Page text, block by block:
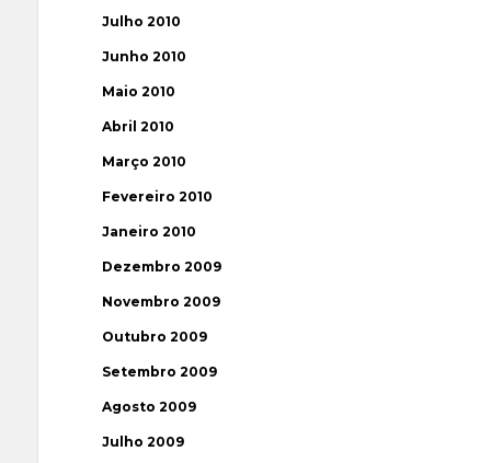
Julho 2010
Junho 2010
Maio 2010
Abril 2010
Março 2010
Fevereiro 2010
Janeiro 2010
Dezembro 2009
Novembro 2009
Outubro 2009
Setembro 2009
Agosto 2009
Julho 2009